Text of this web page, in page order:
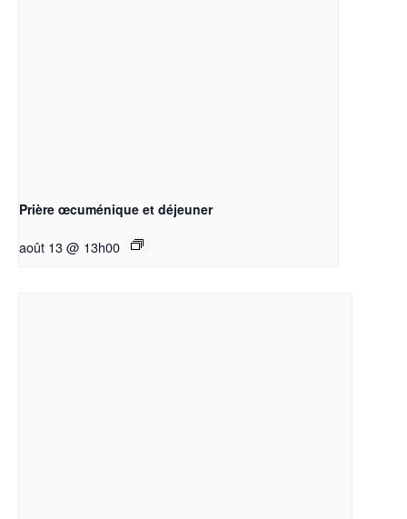
Prière œcuménique et déjeuner
août 13 @ 13h00